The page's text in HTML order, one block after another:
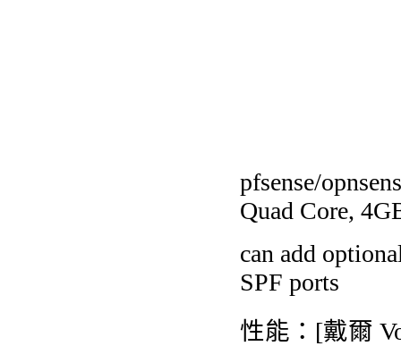
pfsense/
Quad Core,
can add
SPF ports
性能：[戴爾